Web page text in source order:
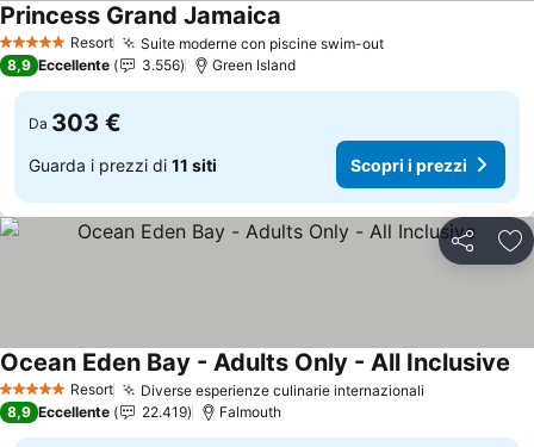
5 Stelle Resort Suite moderne con piscine swim-outScopri i prezzi
Princess Grand Jamaica
8,9 Eccellente 3.556 Green Island
Da 303 €
Guarda i prezzi di 11 siti Scopri i prezzi
Condividi
5 Stelle Resort Diverse esperienze culinarie internazionali
Ocean Eden Bay - Adults Only - All Inclusive
8,9 Eccellente 22.419 Falmouth